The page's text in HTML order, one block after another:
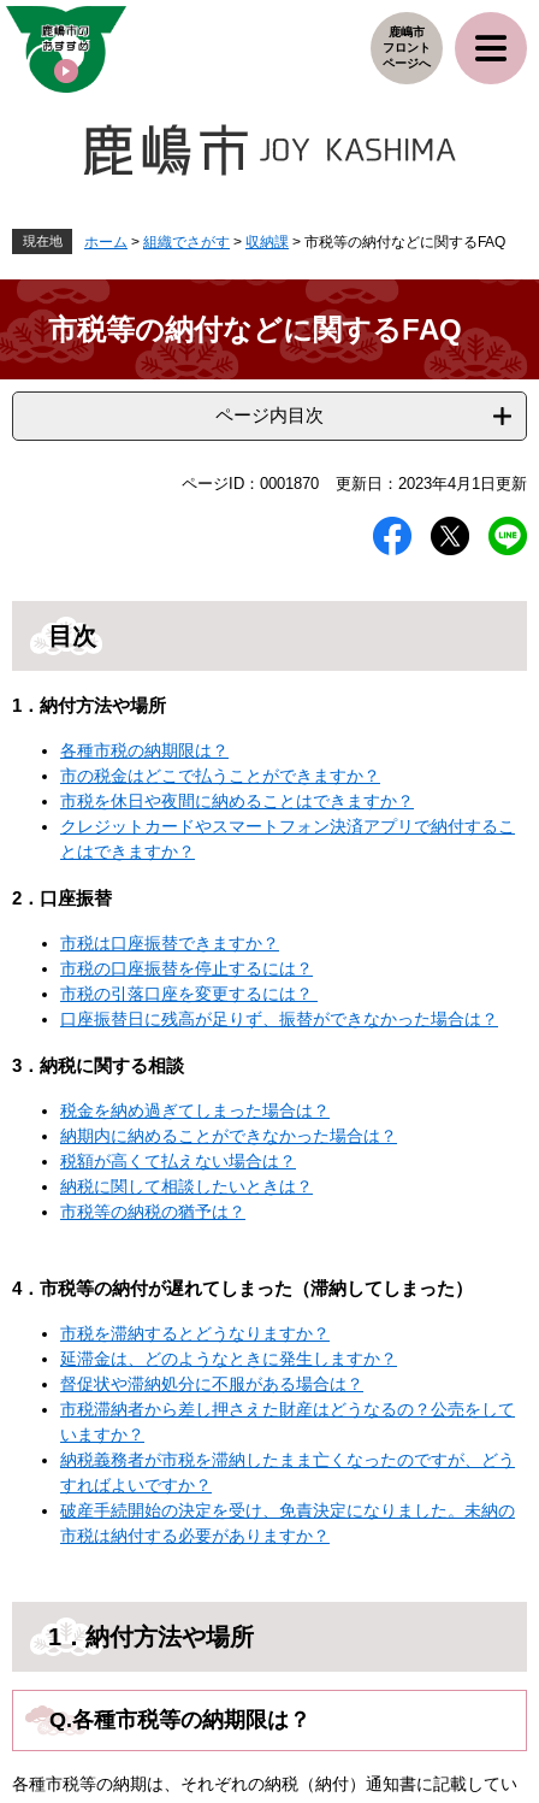
ペ
メ
鹿嶋市
フロント
ページへ
現在地 ホーム > 組織でさがす > 収納課 > 市税等の納付などに関するFAQ
市税等の納付などに関するFAQ
ページ内目次
ページID：0001870 更新日：2023年4月1日更新
目次
1．納付方法や場所
各種市税の納期限は？
市の税金はどこで払うことができますか？
市税を休日や夜間に納めることはできますか？
クレジットカードやスマートフォン決済アプリで納付するこ
とはできますか？
2．口座振替
市税は口座振替できますか？
市税の口座振替を停止するには？
市税の引落口座を変更するには？
口座振替日に残高が足りず、振替ができなかった場合は？
3．納税に関する相談
税金を納め過ぎてしまった場合は？
納期内に納めることができなかった場合は？
税額が高くて払えない場合は？
納税に関して相談したいときは？
市税等の納税の猶予は？
4．市税等の納付が遅れてしまった（滞納してしまった）
市税を滞納するとどうなりますか？
延滞金は、どのようなときに発生しますか？
督促状や滞納処分に不服がある場合は？
市税滞納者から差し押さえた財産はどうなるの？公売をして
いますか？
納税義務者が市税を滞納したまま亡くなったのですが、どう
すればよいですか？
破産手続開始の決定を受け、免責決定になりました。未納の
市税は納付する必要がありますか？
1．納付方法や場所
Q.各種市税等の納期限は？
各種市税等の納期は、それぞれの納税（納付）通知書に記載してい